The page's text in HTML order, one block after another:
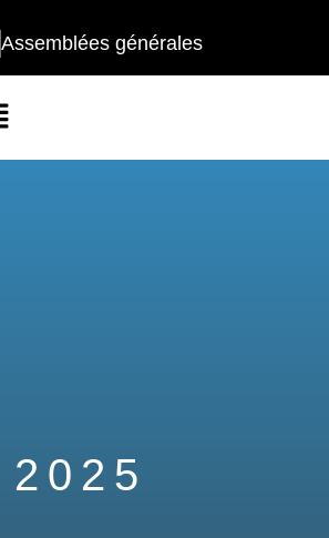
Assemblées générales
2025